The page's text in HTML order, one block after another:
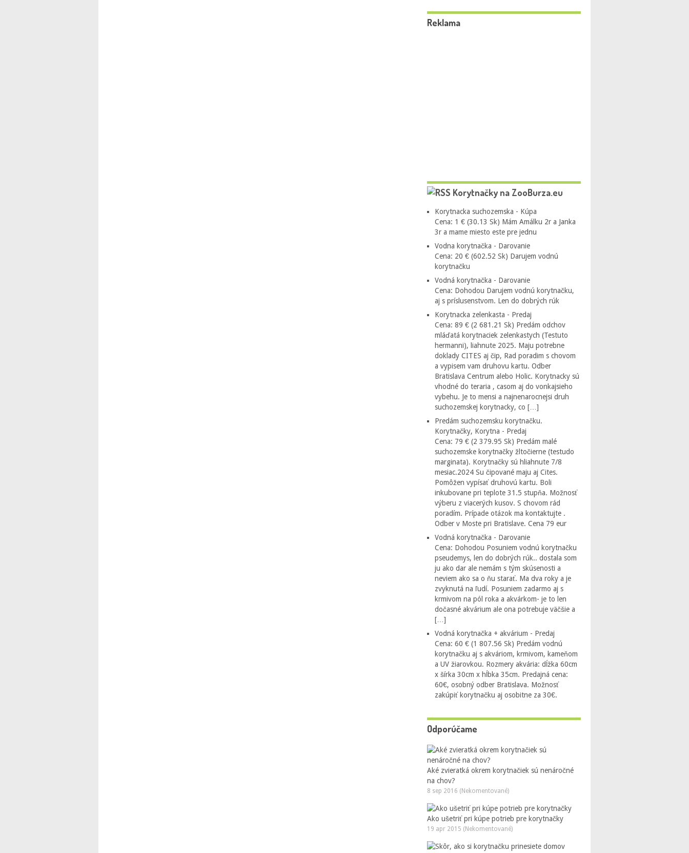
Reklama
Korytnačky na ZooBurza.eu
Korytnacka suchozemska - Kúpa
Cena: 1 € (30.13 Sk) Mám Amálku 2r a Janka
3r a mame miesto este pre jednu
Vodna korytnačka - Darovanie
Cena: 20 € (602.52 Sk) Darujem vodnú
korytnačku
Vodná korytnačka - Darovanie
Cena: Dohodou Darujem vodnú korytnačku,
aj s príslusenstvom. Len do dobrých rúk
Korytnacka zelenkasta - Predaj
Cena: 89 € (2 681.21 Sk) Predám odchov
mláďatá korytnaciek zelenkastych (Testuto
hermanni), liahnute 2025. Maju potrebne
doklady CITES aj čip, Rad poradim s chovom
a vypisem vam druhovu kartu. Odber
Bratislava Centrum alebo Holic. Korytnacky sú
vhodné do teraria , casom aj do vonkajsieho
vybehu. Je to mensi a najnenarocnejsi druh
suchozemskej korytnacky, co […]
Predám suchozemsku korytnačku.
Korytnačky, Korytna - Predaj
Cena: 79 € (2 379.95 Sk) Predám malé
suchozemske korytnačky žltočierne (testudo
marginata). Korytnačky sú hliahnute 7/8
mesiac.2024 Su čipované maju aj Cites.
Pomôžen vypísať druhovú kartu. Boli
inkubovane pri teplote 31.5 stupňa. Možnosť
výberu z viacerých kusov. S chovom rád
poradím. Prípade otázok ma kontaktujte .
Odber v Moste pri Bratislave. Cena 79 eur
Vodná korytnačka - Darovanie
Cena: Dohodou Posuniem vodnú korytnačku
pseudemys, len do dobrých rúk.. dostala som
ju ako dar ale nemám s tým skúsenosti a
neviem ako sa o ňu starať. Ma dva roky a je
zvyknutá na ľudí. Posuniem zadarmo aj s
krmivom na pól roka a akvárkom- je to len
dočasné akvárium ale ona potrebuje väčšie a
[…]
Vodná korytnačka + akvárium - Predaj
Cena: 60 € (1 807.56 Sk) Predám vodnú
korytnačku aj s akváriom, krmivom, kameňom
a UV žiarovkou. Rozmery akvária: dĺžka 60cm
x šírka 30cm x hĺbka 35cm. Predajná cena:
60€, osobný odber Bratislava. Možnosť
zakúpiť korytnačku aj osobitne za 30€.
Odporúčame
Aké zvieratká okrem korytnačiek sú nenáročné
na chov?
8 sep 2016 (Nekomentované)
Ako ušetriť pri kúpe potrieb pre korytnačky
19 apr 2015 (Nekomentované)